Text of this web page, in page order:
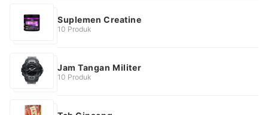
Suplemen Creatine
10 Produk
Jam Tangan Militer
10 Produk